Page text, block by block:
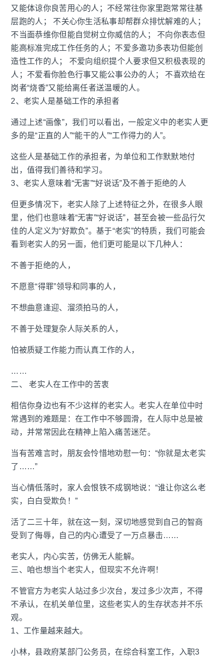
又能体谅你良苦用心的人；不经常往你家里跑常常往基
层跑的人； 不关心你生活私事却帮群众排忧解难的人；
不当面恭维你但能自觉树立你威信的人； 不向你表态但
能高标准完成工作任务的人；不爱多邀功多表功但能创
造性工作的人； 不爱向组织提个人要求但又积极表现的
人；不爱看你脸色行事又能公事公办的人； 不喜欢给在
岗者“烧香”又能给离任者送温暖的人。
2、老实人是基础工作的承担者
通过上述“画像”，我们可以看出，一般定义中的老实人更
多的是“正直的人”“能干的人”“工作得力的人”。
这些人是基础工作的承担者，为单位和工作默默地付
出，值得我们善待和学习。
3、老实人意味着“无害”“好说话”及不善于拒绝的人
但更多情况下，老实人除了上述特征之外，在很多人眼
里，他们也意味着“无害”“好说话”，甚至会被一些品行欠
佳的人定义为“好欺负”。基于“老实”的特质，我们可能会
看到老实人的另一面，他们更可能是以下几种人：
不善于拒绝的人，
不愿意“得罪”领导和同事的人，
不想曲意逢迎、溜须拍马的人，
不善于处理复杂人际关系的人，
怕被质疑工作能力而认真工作的人，
……
二、 老实人在工作中的苦衷
相信你身边也有不少这样的老实人。老实人在单位中时
常遇到的难题是：在工作中不够圆滑，在人际中总是被
动，并常常因此在精神上陷入痛苦迷茫。
当有苦难言时，朋友会怜惜地劝慰一句：“你就是太老实
了……”
当心情低落时，家人会恨铁不成钢地说：“谁让你这么老
实，白白受欺负！”
活了二三十年，就在这一刻，深切地感觉到自己的智商
受到了侮辱，自己的内心遭受了一万点暴击……
老实人，内心实苦，仿佛无人能解。
三、咱也想当个老实人，但现实不允许啊！
不管官方为老实人站过多少次台，发过多少次声，不得
不承认，在机关单位里，这些老实人的生存状态并不乐
观。
1、工作量越来越大。
小林，县政府某部门公务员，在综合科室工作，入职3